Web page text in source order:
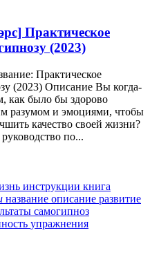
Практическое
(2023)
Практическое
(2023) Описание Вы когда-
как было бы здорово
разумом и эмоциями, чтобы
качество своей жизни?
по...
инструкции книга
название описание развитие
самогипноз
упражнения